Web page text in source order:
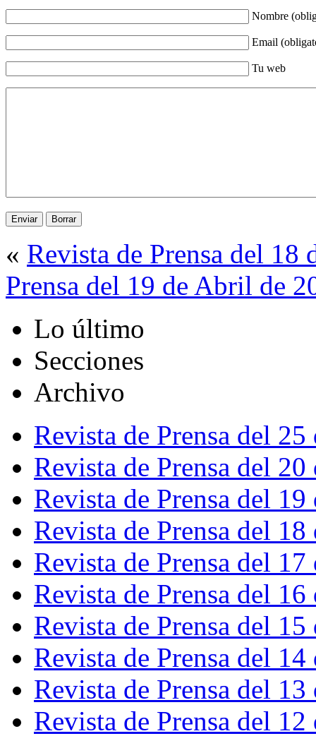
Nombre
Email
Tu web
« Revista de Prensa del 18
Prensa del 19 de Abril de
Lo último
Secciones
Archivo
Revista de Prensa del
Revista de Prensa del
Revista de Prensa del
Revista de Prensa del
Revista de Prensa del
Revista de Prensa del
Revista de Prensa del
Revista de Prensa del
Revista de Prensa del
Revista de Prensa del